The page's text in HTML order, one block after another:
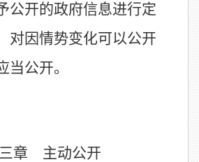
公开的政府信息进行定
对因情势变化可以公开
当公开。
章 主动公开